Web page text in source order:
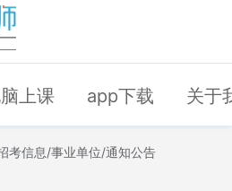
上课 app下载 关于
考信息/事业单位/通知公告